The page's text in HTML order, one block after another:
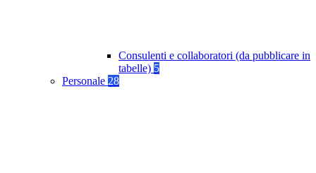
Consulenti e collaboratori (da pubblicare in
tabelle) 5
Personale 28